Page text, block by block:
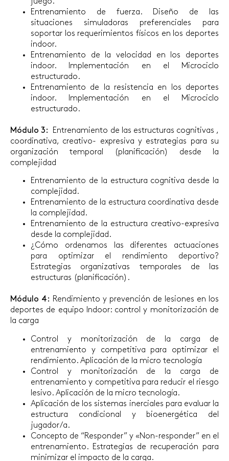
Entrenamiento de fuerza. Diseño de las
situaciones simuladoras preferenciales para
soportar los requerimientos físicos en los deportes
indoor.
Entrenamiento de la velocidad en los deportes
indoor. Implementación en el Microciclo
estructurado.
Entrenamiento de la resistencia en los deportes
indoor. Implementación en el Microciclo
estructurado.
Módulo 3:
Entrenamiento de las estructuras cognitivas ,
coordinativa, creativo- expresiva y estrategias para su
organización temporal (planificación) desde la
complejidad
Entrenamiento de la estructura cognitiva desde la
complejidad.
Entrenamiento de la estructura coordinativa desde
la complejidad.
Entrenamiento de la estructura creativo-expresiva
desde la complejidad.
¿Cómo ordenamos las diferentes actuaciones
para optimizar el rendimiento deportivo?
Estrategias organizativas temporales de las
estructuras (planificación).
Módulo 4: Rendimiento y prevención de lesiones en los
deportes de equipo Indoor: control y monitorización de
la carga
Control y monitorización de la carga de
entrenamiento y competitiva para optimizar el
rendimiento. Aplicación de la micro tecnología
Control y monitorización de la carga de
entrenamiento y competitiva para reducir el riesgo
lesivo. Aplicación de la micro tecnología.
Aplicación de los sistemas inerciales para evaluar la
estructura condicional y bioenergética del
jugador/a.
Concepto de “Responder” y «Non-responder” en el
entrenamiento. Estrategias de recuperación para
minimizar el impacto de la carga.